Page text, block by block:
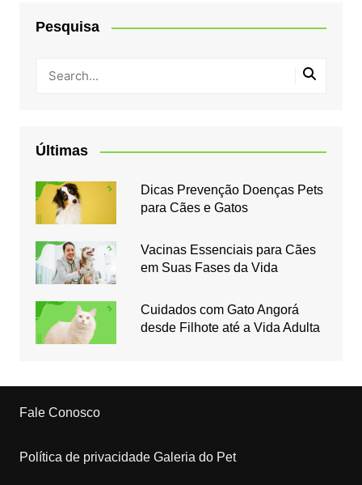
Pesquisa
Últimas
Dicas Prevenção Doenças Pets
para Cães e Gatos
Vacinas Essenciais para Cães
em Suas Fases da Vida
Cuidados com Gato Angorá
desde Filhote até a Vida Adulta
Fale Conosco
Política de privacidade Galeria do Pet